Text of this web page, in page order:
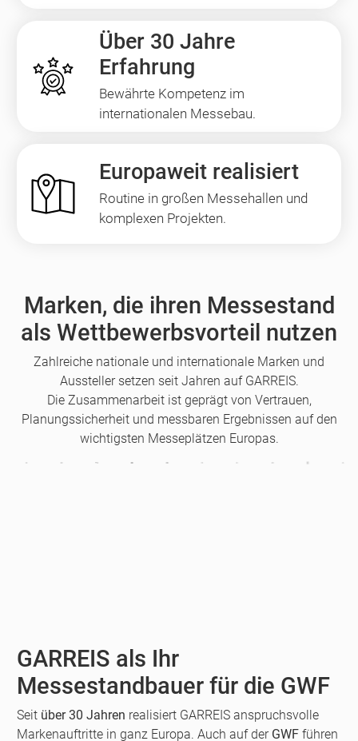
Über 30 Jahre
Erfahrung
Bewährte Kompetenz im
internationalen Messebau.
Europaweit realisiert
Routine in großen Messehallen und
komplexen Projekten.
Marken, die ihren Messestand
als Wettbewerbsvorteil nutzen
Zahlreiche nationale und internationale Marken und
Aussteller setzen seit Jahren auf GARREIS.
Die Zusammenarbeit ist geprägt von Vertrauen,
Planungssicherheit und messbaren Ergebnissen auf den
wichtigsten Messeplätzen Europas.
GARREIS als Ihr
Messestandbauer für die GWF
Seit über 30 Jahren realisiert GARREIS anspruchsvolle
Markenauftritte in ganz Europa. Auch auf der GWF führen